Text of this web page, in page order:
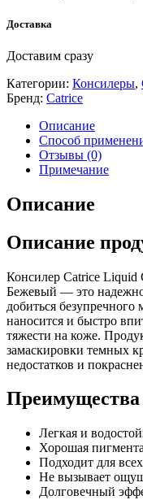
Доставка
Доставим сразу
Категории: Консилеры,
Бренд: Catrice
Описание
Способ
Отзывы (0)
Примечание
Описание
Описание
Консилер Catrice Liquid
Бежевый — это
добиться безупречного
наносится и быстро
тяжести на коже.
замаскировки темных
недостатков и
Преимущества
Легкая и
Хорошая
Подходит для
Не вызывает
Долговечный